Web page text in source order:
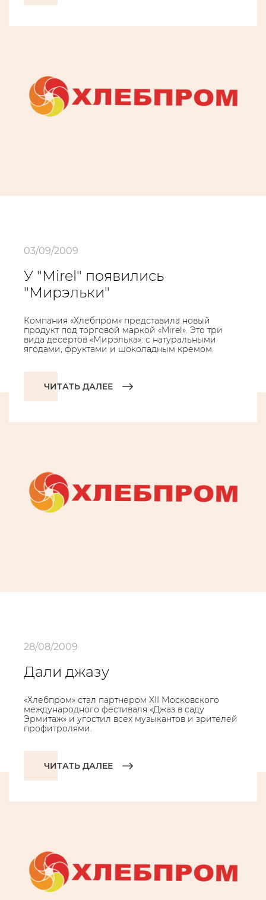
03/09/2009
У "Mirel" появились
"Мирэльки"
Компания «Хлебпром» представила новый
продукт под торговой маркой «Mirel». Это три
вида десертов «Мирэлька»: с натуральными
ягодами, фруктами и шоколадным кремом.
ЧИТАТЬ ДАЛЕЕ
28/08/2009
Дали джазу
«Хлебпром» стал партнером XII Московского
международного фестиваля «Джаз в саду
Эрмитаж» и угостил всех музыкантов и зрителей
профитролями.
ЧИТАТЬ ДАЛЕЕ